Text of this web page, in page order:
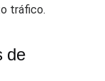
tráfico.
de